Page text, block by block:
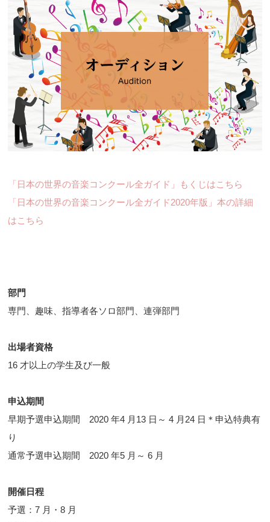
「日本の世界の音楽コンクール全ガイド」もくじはこちら
「日本の世界の音楽コンクール全ガイド2020年版」本の詳細
はこちら
部門
専門、趣味、指導者各ソロ部門、連弾部門
出場者資格
16 才以上の学生及び一般
申込期間
早期予選申込期間 2020 年4 月13 日～ 4 月24 日＊申込特典有
り
通常予選申込期間 2020 年5 月～ 6 月
開催日程
予選：7 月・8 月